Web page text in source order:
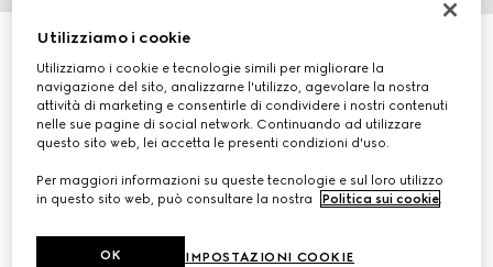
Gucci Bloom Parfum, 50ml
€ 124
Utilizziamo i cookie
Utilizziamo i cookie e tecnologie simili per migliorare la
navigazione del sito, analizzarne l'utilizzo, agevolare la nostra
attività di marketing e consentirle di condividere i nostri contenuti
nelle sue pagine di social network. Continuando ad utilizzare
questo sito web, lei accetta le presenti condizioni d'uso.
Per maggiori informazioni su queste tecnologie e sul loro utilizzo
in questo sito web, può consultare la nostra
Politica sui cookie.
IMPOSTAZIONI COOKIE
OK